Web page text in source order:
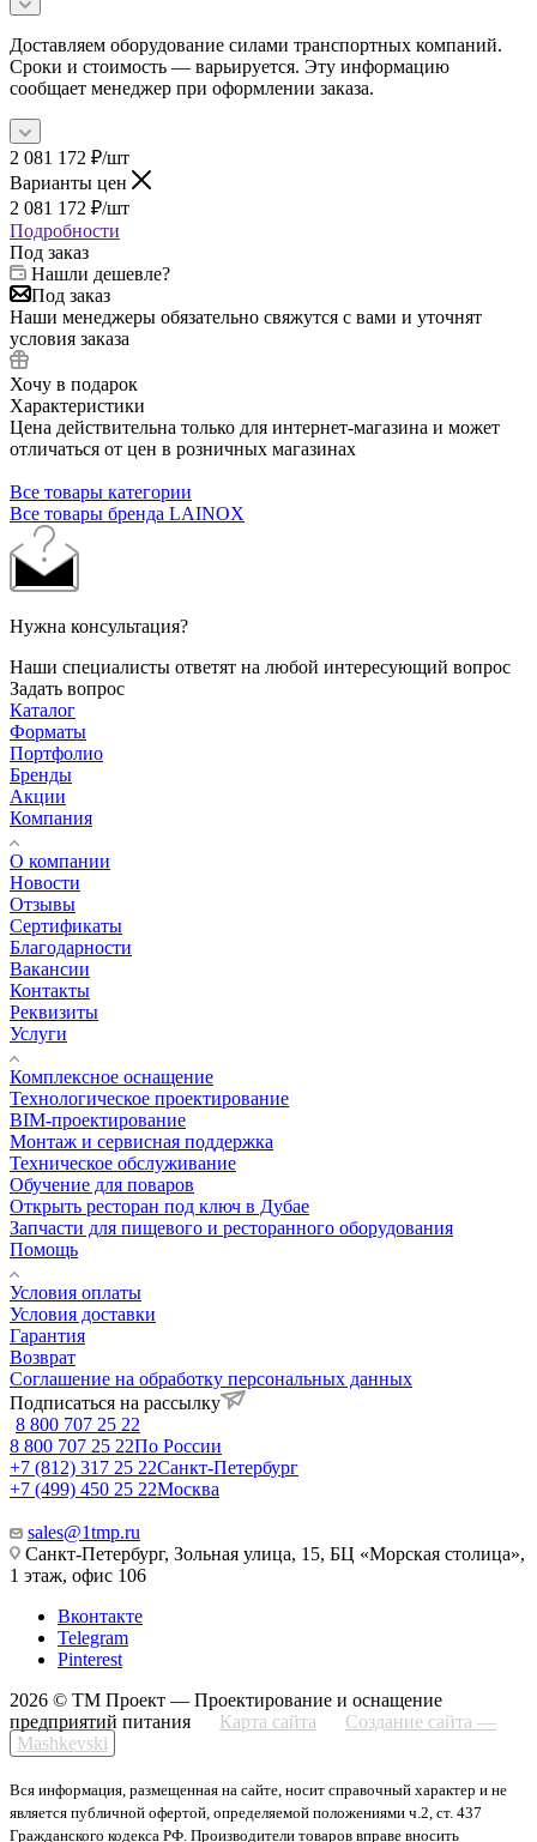
Доставляем оборудование силами транспортных компаний.
Сроки и стоимость — варьируется. Эту информацию
сообщает менеджер при оформлении заказа.
2 081 172 ₽/шт
Варианты цен
2 081 172 ₽/шт
Подробности
Под заказ
Нашли дешевле?
Под заказ
Наши менеджеры обязательно свяжутся с вами и уточнят
условия заказа
Хочу в подарок
Характеристики
Цена действительна только для интернет-магазина и может
отличаться от цен в розничных магазинах
Все товары категории
Все товары бренда LAINOX
Нужна консультация?
Наши специалисты ответят на любой интересующий вопрос
Задать вопрос
Каталог
Форматы
Портфолио
Бренды
Акции
Компания
О компании
Новости
Отзывы
Сертификаты
Благодарности
Вакансии
Контакты
Реквизиты
Услуги
Комплексное оснащение
Технологическое проектирование
BIM-проектирование
Монтаж и сервисная поддержка
Техническое обслуживание
Обучение для поваров
Открыть ресторан под ключ в Дубае
Запчасти для пищевого и ресторанного оборудования
Помощь
Условия оплаты
Условия доставки
Гарантия
Возврат
Соглашение на обработку персональных данных
Подписаться на рассылку
8 800 707 25 22
8 800 707 25 22По России
+7 (812) 317 25 22Санкт-Петербург
+7 (499) 450 25 22Москва
sales@1tmp.ru
Санкт-Петербург, Зольная улица, 15, БЦ «Морская столица»,
1 этаж, офис 106
Вконтакте
Telegram
Pinterest
2026 © ТМ Проект — Проектирование и оснащение
предприятий питания
Карта сайта
Создание сайта —
Mashkevski
Вся информация, размещенная на сайте, носит справочный характер и не
является публичной офертой, определяемой положениями ч.2, ст. 437
Гражданского кодекса РФ. Производители товаров вправе вносить